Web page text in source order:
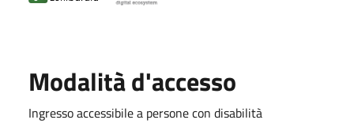
Modalità d'accesso
Ingresso accessibile a persone con disabilità